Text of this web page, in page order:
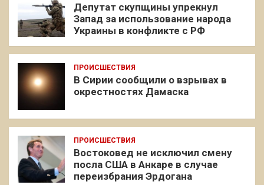
Депутат скупщины упрекнул
Запад за использование народа
Украины в конфликте с РФ
ПРОИСШЕСТВИЯ
В Сирии сообщили о взрывах в
окрестностях Дамаска
ПРОИСШЕСТВИЯ
Востоковед не исключил смену
посла США в Анкаре в случае
переизбрания Эрдогана